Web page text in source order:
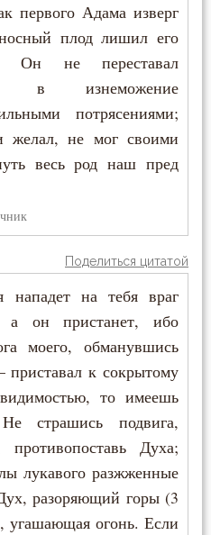
первого Адама изверг
плод лишил его
Он не переставал
в изнеможение
потрясениями;
желал, не мог своими
весь род наш пред
Поделиться цитатой
нападет на тебя враг
а он пристанет, ибо
моего, обманувшись
к сокрытому
то имеешь
страшись подвига,
противопоставь Духа;
лукавого разжженные
разоряющий горы (3
угашающая огонь. Если